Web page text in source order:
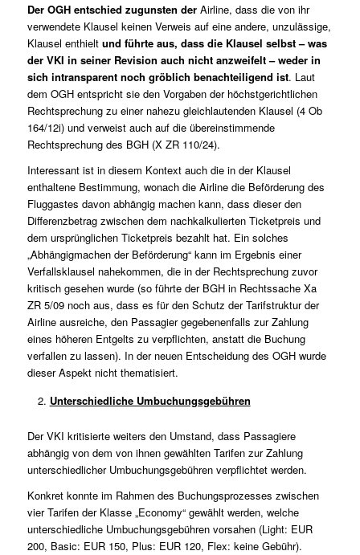
Der OGH entschied zugunsten derAirline, dass die von ihr
verwendete Klausel keinen Verweis auf eine andere, unzulässige,
Klausel enthielt und führte aus, dass die Klausel selbst – was
der VKI in seiner Revision auch nicht anzweifelt – weder in
sich intransparent noch gröblich benachteiligend ist. Laut
dem OGH entspricht sie den Vorgaben der höchstgerichtlichen
Rechtsprechung zu einer nahezu gleichlautenden Klausel (4 Ob
164/12i) und verweist auch auf die übereinstimmende
Rechtsprechung des BGH (X ZR 110/24).
Interessant ist in diesem Kontext auch die in der Klausel
enthaltene Bestimmung, wonach die Airline die Beförderung des
Fluggastes davon abhängig machen kann, dass dieser den
Differenzbetrag zwischen dem nachkalkulierten Ticketpreis und
dem ursprünglichen Ticketpreis bezahlt hat. Ein solches
„Abhängigmachen der Beförderung“ kann im Ergebnis einer
Verfallsklausel nahekommen, die in der Rechtsprechung zuvor
kritisch gesehen wurde (so führte der BGH in Rechtssache Xa
ZR 5/09noch aus, dass es für den Schutz der Tarifstruktur der
Airline ausreiche, den Passagier gegebenenfalls zur Zahlung
eines höheren Entgelts zu verpflichten, anstatt die Buchung
verfallen zu lassen). In der neuen Entscheidung des OGH wurde
dieser Aspekt nicht thematisiert.
Unterschiedliche Umbuchungsgebühren
Der VKI kritisierte weiters den Umstand, dass Passagiere
abhängig von dem von ihnen gewählten Tarifen zur Zahlung
unterschiedlicher Umbuchungsgebühren verpflichtet werden.
Konkret konnte im Rahmen des Buchungsprozesses zwischen
vier Tarifen der Klasse „Economy“ gewählt werden, welche
unterschiedliche Umbuchungsgebühren vorsahen (Light: EUR
200, Basic: EUR 150, Plus: EUR 120, Flex: keine Gebühr).